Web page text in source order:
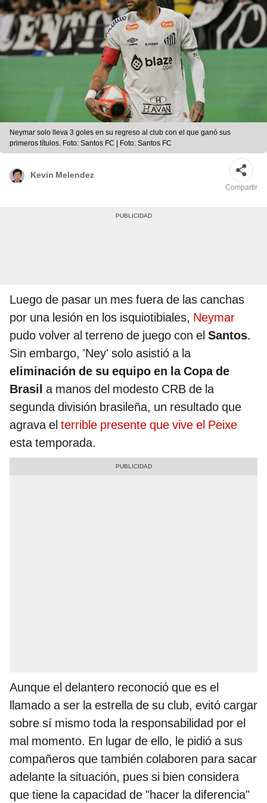
Neymar solo lleva 3 goles en su regreso al club con el que ganó sus
primeros títulos. Foto: Santos FC | Foto: Santos FC
Kevin Melendez
Compartir
Luego de pasar un mes fuera de las canchas
por una lesión en los isquiotibiales, Neymar
pudo volver al terreno de juego con el Santos.
Sin embargo, 'Ney' solo asistió a la
eliminación de su equipo en la Copa de
Brasil a manos del modesto CRB de la
segunda división brasileña, un resultado que
agrava el terrible presente que vive el Peixe
esta temporada.
Aunque el delantero reconoció que es el
llamado a ser la estrella de su club, evitó cargar
sobre sí mismo toda la responsabilidad por el
mal momento. En lugar de ello, le pidió a sus
compañeros que también colaboren para sacar
adelante la situación, pues si bien considera
que tiene la capacidad de "hacer la diferencia"